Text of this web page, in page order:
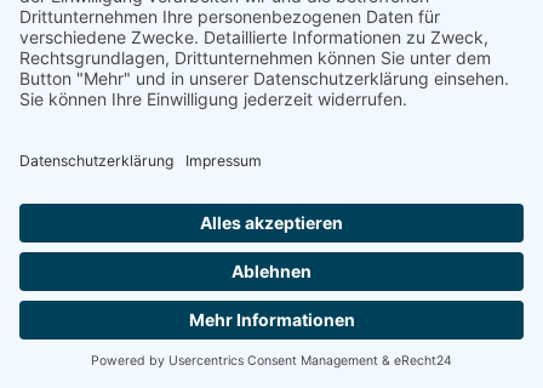
Die von Ihnen im Kontaktformular
eingegebenen Daten verbleiben bei uns, bis
Sie uns zur Löschung auffordern, Ihre
der Zweck für die Datenspeicherung entfällt
Anfrage). Zwingende gesetzliche
Bestimmungen – insbesondere
Aufbewahrungsfristen – bleiben unberührt.
Anfrage per E-Mail, Telefon oder
Telefax